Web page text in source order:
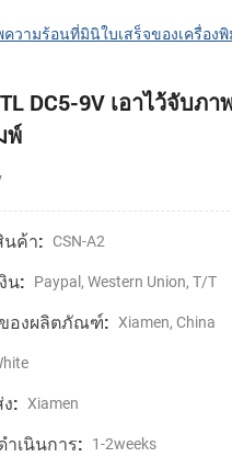
ความร้อนที่มินิใบเสร็จของเครื่อง
DC5-9V เอาไว้จับ
พ์
นค้า: CSN-A2
น: Paypal, Western Union, T/T
องผลิตภัณฑ์: Xiamen, China
: Xiamen
ำเนินการ: 1-2weeks